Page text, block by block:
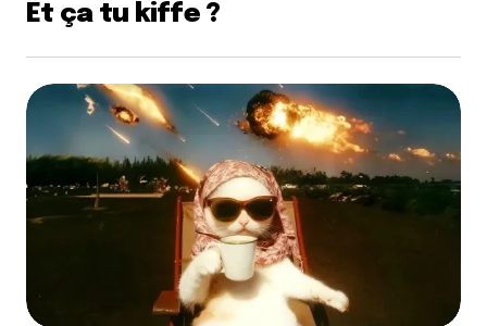
Et ça tu kiffe ?